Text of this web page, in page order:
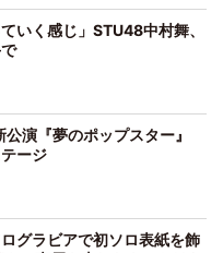
いく感じ」STU48中村舞、
公演『夢のポップスター』
ージ
グラビアで初ソロ表紙を飾